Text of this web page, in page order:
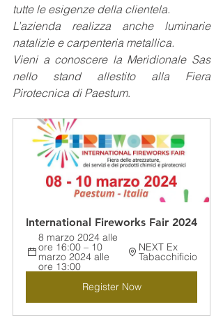
tutte le esigenze della clientela.
L’azienda realizza anche luminarie
natalizie e carpenteria metallica.
Vieni a conoscere la Meridionale Sas
nello stand allestito alla Fiera
Pirotecnica di Paestum.
International Fireworks Fair 2024
8 marzo 2024 alle
ore 16:00 – 10
marzo 2024 alle
ore 13:00
NEXT Ex
Tabacchificio
Register Now